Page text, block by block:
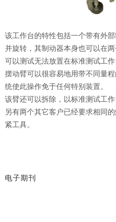
该工作台的特性包括一个带有外
并旋转，其制动器本身也可以在
可以测试无法放置在标准测试工作
摆动臂可以很容易地用带不同量
统使此操作免于任何特别装置。
该臂还可以拆除，以标准测试工作
另有两个其它客户已经要求相同
紧工具。
电子期刊